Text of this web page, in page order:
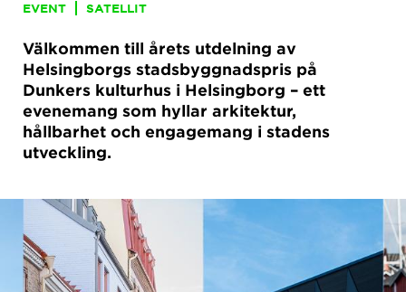
EVENT SATELLIT
Välkommen till årets utdelning av
Helsingborgs stadsbyggnadspris på
Dunkers kulturhus i Helsingborg – ett
evenemang som hyllar arkitektur,
hållbarhet och engagemang i stadens
utveckling.